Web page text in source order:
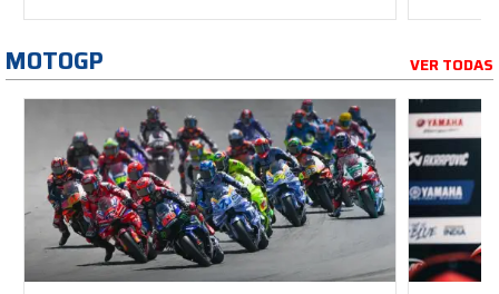
MOTOGP VER TODAS